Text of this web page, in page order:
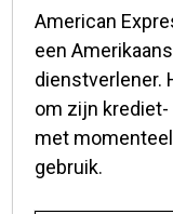
American
een
dienstverlener.
om zijn
met
gebruik.